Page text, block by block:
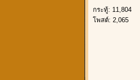
กระทู้: 11,804
โพสต์: 2,065